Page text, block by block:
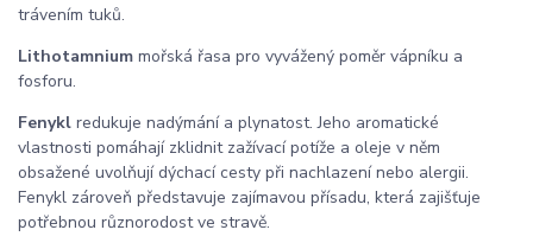
trávením tuků.
Lithotamnium mořská řasa pro vyvážený poměr vápníku a
fosforu.
Fenykl redukuje nadýmání a plynatost. Jeho aromatické
vlastnosti pomáhají zklidnit zažívací potíže a oleje v něm
obsažené uvolňují dýchací cesty při nachlazení nebo alergii.
Fenykl zároveň představuje zajímavou přísadu, která zajišťuje
potřebnou různorodost ve stravě.